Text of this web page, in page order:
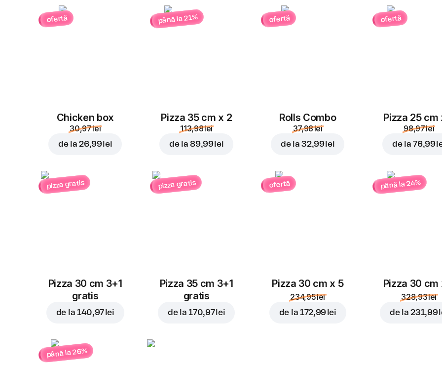
ofertă
Chicken box
30,97 lei
de la26,99 lei
până la 21%
Pizza 35 cm x 2
113,98 lei
de la 89,99 lei
ofertă
Rolls Combo
37,98 lei
de la32,99 lei
ofertă
Pizza 25 cm
98,97 lei
de la76,99
pizza gratis
Pizza 30 cm 3+1
gratis
de la 140,97 lei
pizza gratis
Pizza 35 cm 3+1
gratis
de la170,97 lei
ofertă
Pizza 30 cm x 5
234,95 lei
de la 172,99 lei
până la 24%
Pizza 30 cm
328,93 lei
de la231,99
până la 26%